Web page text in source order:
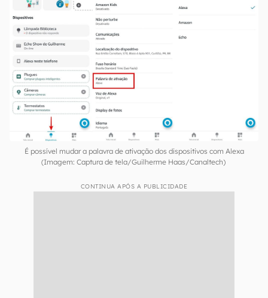
É possível mudar a palavra de ativação dos dispositivos com Alexa
(Imagem: Captura de tela/Guilherme Haas/Canaltech)
CONTINUA APÓS A PUBLICIDADE